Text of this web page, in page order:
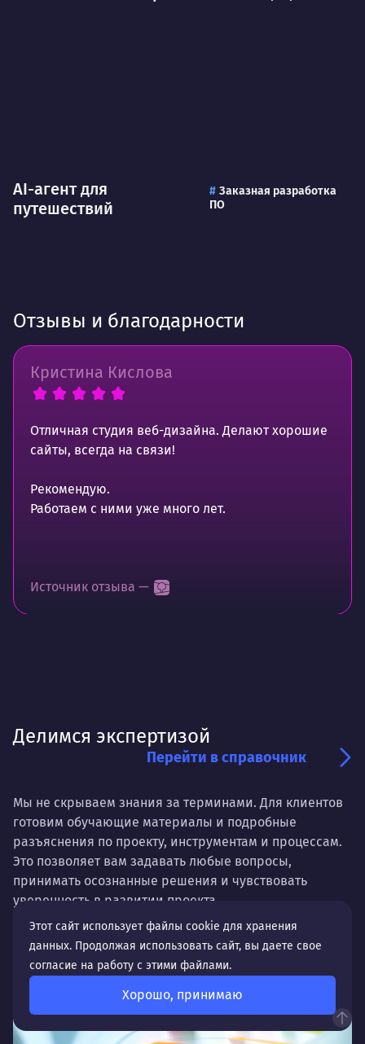
AI-агент для
путешествий
Заказная разработка
ПО
Отзывы и благодарности
Кристина Кислова
Отличная студия веб-дизайна. Делают хорошие
сайты, всегда на связи!
Рекомендую.
Работаем с ними уже много лет.
Источник отзыва —
Делимся экспертизой
Перейти в справочник
Мы не скрываем знания за терминами. Для клиентов
готовим обучающие материалы и подробные
разъяснения по проекту, инструментам и процессам.
Это позволяет вам задавать любые вопросы,
принимать осознанные решения и чувствовать
уверенность в развитии проекта.
Этот сайт использует файлы cookie для хранения
данных. Продолжая использовать сайт, вы даете свое
согласие на работу с этими файлами.
Хорошо, принимаю